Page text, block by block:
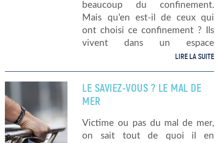
beaucoup du confinement.
Mais qu’en est-il de ceux qui
ont choisi ce confinement ? Ils
vivent dans un espace
infiniment restreint pendant
sous-mariniers. Zoom sur la vie
[…]
LIRE LA SUITE
LE SAVIEZ-VOUS ? LE MAL DE
MER
Victime ou pas du mal de mer,
on sait tout de quoi il en